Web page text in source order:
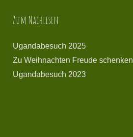
Zum Nachlesen
Ugandabesuch 2025
Zu Weihnachten Freude schenken
Ugandabesuch 2023